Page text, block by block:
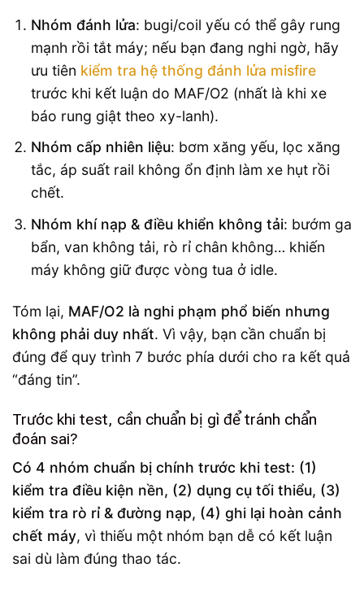
Nhóm đánh lửa: bugi/coil yếu có thể gây rung
mạnh rồi tắt máy; nếu bạn đang nghi ngờ, hãy
ưu tiên kiểm tra hệ thống đánh lửa misfire
trước khi kết luận do MAF/O2 (nhất là khi xe
báo rung giật theo xy-lanh).
Nhóm cấp nhiên liệu: bơm xăng yếu, lọc xăng
tắc, áp suất rail không ổn định làm xe hụt rồi
chết.
Nhóm khí nạp & điều khiển không tải: bướm ga
bẩn, van không tải, rò rỉ chân không… khiến
máy không giữ được vòng tua ở idle.
Tóm lại, MAF/O2 là nghi phạm phổ biến nhưng
không phải duy nhất. Vì vậy, bạn cần chuẩn bị
đúng để quy trình 7 bước phía dưới cho ra kết quả
“đáng tin”.
Trước khi test, cần chuẩn bị gì để tránh chẩn
đoán sai?
Có 4 nhóm chuẩn bị chính trước khi test: (1)
kiểm tra điều kiện nền, (2) dụng cụ tối thiểu, (3)
kiểm tra rò rỉ & đường nạp, (4) ghi lại hoàn cảnh
chết máy, vì thiếu một nhóm bạn dễ có kết luận
sai dù làm đúng thao tác.